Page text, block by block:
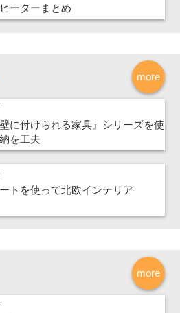
ーターまとめ
more
に付けられる家具』シリーズを使
を工夫
トを使って北欧インテリア
more